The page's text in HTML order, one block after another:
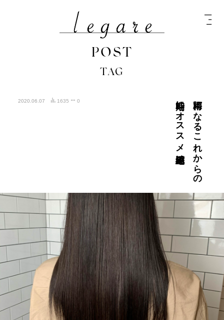
POST
TAG
2020.06.07 1635 0 梅雨に
な
る
こ
れ
か
ら
の
時期に
オ
ス
ス
メ
縮毛矯正